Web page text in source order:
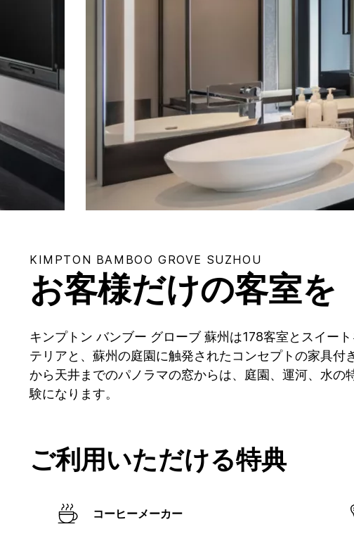
KIMPTON BAMBOO GROVE SUZHOU
お客様だけの客室を
キンプトン バンブー グローブ 蘇州は178客室とスイー
テリアと、蘇州の庭園に触発されたコンセプトの家具
から天井までのパノラマの窓からは、庭園、運河、水
験になります。
ご利用いただける特典
コーヒーメーカー